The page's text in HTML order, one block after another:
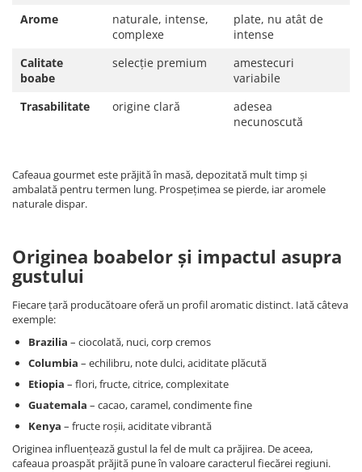
Arome
naturale, intense,
complexe
plate, nu atât de
intense
Calitate
boabe
selecție premium
amestecuri
variabile
Trasabilitate
origine clară
adesea
necunoscută
Cafeaua gourmet este prăjită în masă, depozitată mult timp și
ambalată pentru termen lung. Prospețimea se pierde, iar aromele
naturale dispar.
Originea boabelor și impactul asupra
gustului
Fiecare țară producătoare oferă un profil aromatic distinct. Iată câteva
exemple:
Brazilia – ciocolată, nuci, corp cremos
Columbia – echilibru, note dulci, aciditate plăcută
Etiopia – flori, fructe, citrice, complexitate
Guatemala – cacao, caramel, condimente fine
Kenya – fructe roșii, aciditate vibrantă
Originea influențează gustul la fel de mult ca prăjirea. De aceea,
cafeaua proaspăt prăjită pune în valoare caracterul fiecărei regiuni.